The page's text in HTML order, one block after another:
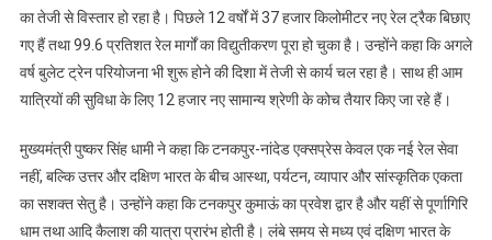
पीलीभीत
ट्रेन
का तेजी से विस्तार हो रहा है। पिछले 12 वर्षों में 37 हजार किलोमीटर नए रेल ट्रैक बिछाए
गए हैं तथा 99.6 प्रतिशत रेल मार्गों का विद्युतीकरण पूरा हो चुका है। उन्होंने कहा कि अगले
वर्ष बुलेट ट्रेन परियोजना भी शुरू होने की दिशा में तेजी से कार्य चल रहा है। साथ ही आम
यात्रियों की सुविधा के लिए 12 हजार नए सामान्य श्रेणी के कोच तैयार किए जा रहे हैं।
मुख्यमंत्री पुष्कर सिंह धामी ने कहा कि टनकपुर-नांदेड एक्सप्रेस केवल एक नई रेल सेवा
नहीं, बल्कि उत्तर और दक्षिण भारत के बीच आस्था, पर्यटन, व्यापार और सांस्कृतिक एकता
का सशक्त सेतु है। उन्होंने कहा कि टनकपुर कुमाऊं का प्रवेश द्वार है और यहीं से पूर्णागिरि
धाम तथा आदि कैलाश की यात्रा प्रारंभ होती है। लंबे समय से मध्य एवं दक्षिण भारत के